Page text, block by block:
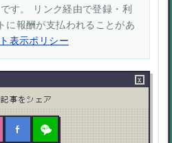
す。 リンク経由で登録・利
に報酬が支払われることがあ
表示ポリシー
×
事をシェア